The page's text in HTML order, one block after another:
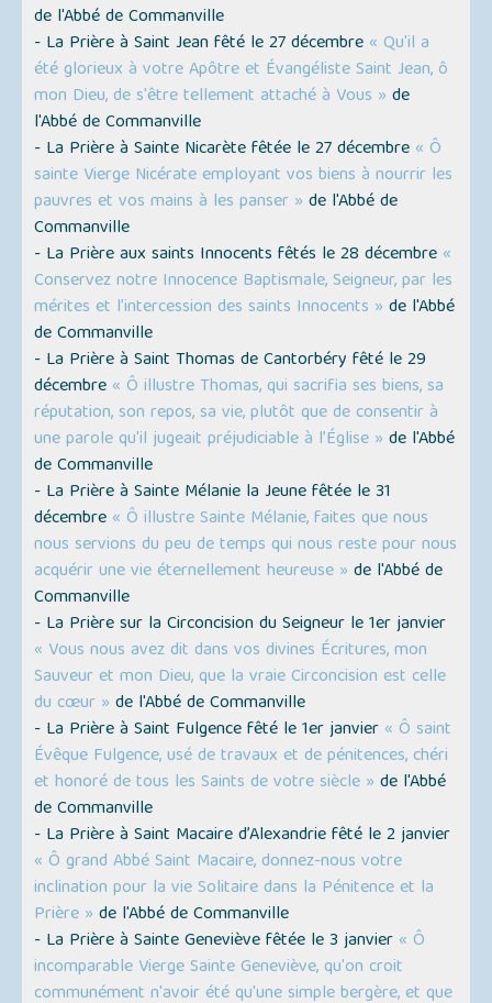
de l'Abbé de Commanville
- La Prière à Saint Jean fêté le 27 décembre « Qu'il a
été glorieux à votre Apôtre et Évangéliste Saint Jean, ô
mon Dieu, de s'être tellement attaché à Vous » de
l'Abbé de Commanville
- La Prière à Sainte Nicarète fêtée le 27 décembre « Ô
sainte Vierge Nicérate employant vos biens à nourrir les
pauvres et vos mains à les panser » de l'Abbé de
Commanville
- La Prière aux saints Innocents fêtés le 28 décembre «
Conservez notre Innocence Baptismale, Seigneur, par les
mérites et l’intercession des saints Innocents » de l'Abbé
de Commanville
- La Prière à Saint Thomas de Cantorbéry fêté le 29
décembre « Ô illustre Thomas, qui sacrifia ses biens, sa
réputation, son repos, sa vie, plutôt que de consentir à
une parole qu'il jugeait préjudiciable à l’Église » de l'Abbé
de Commanville
- La Prière à Sainte Mélanie la Jeune fêtée le 31
décembre « Ô illustre Sainte Mélanie, faites que nous
nous servions du peu de temps qui nous reste pour nous
acquérir une vie éternellement heureuse » de l'Abbé de
Commanville
- La Prière sur la Circoncision du Seigneur le 1er janvier
« Vous nous avez dit dans vos divines Écritures, mon
Sauveur et mon Dieu, que la vraie Circoncision est celle
du cœur » de l'Abbé de Commanville
- La Prière à Saint Fulgence fêté le 1er janvier « Ô saint
Évêque Fulgence, usé de travaux et de pénitences, chéri
et honoré de tous les Saints de votre siècle » de l'Abbé
de Commanville
- La Prière à Saint Macaire d’Alexandrie fêté le 2 janvier
« Ô grand Abbé Saint Macaire, donnez-nous votre
inclination pour la vie Solitaire dans la Pénitence et la
Prière » de l'Abbé de Commanville
- La Prière à Sainte Geneviève fêtée le 3 janvier « Ô
incomparable Vierge Sainte Geneviève, qu'on croit
communément n'avoir été qu'une simple bergère, et que